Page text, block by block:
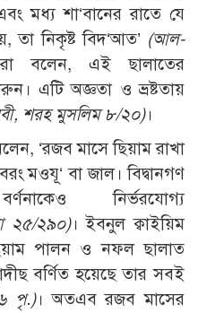
মধ্য শা‘বানের রাতে যে
নিকৃষ্ট বিদ‘আত’ (আল-
বলেন, এই ছালাতের
এটি অজ্ঞতা ও ভ্রষ্টতায়
শরহ মুসলিম ৮/২০)।
‘রজব মাসে ছিয়াম রাখা
মওযূ‘ বা জাল। বিদ্বানগণ
নির্ভরযোগ্য
২৫/২৯০)। ইবনুল ক্বাইয়িম
পালন ও নফল ছালাত
বর্ণিত হয়েছে তার সবই
পৃ.)। অতএব রজব মাসের